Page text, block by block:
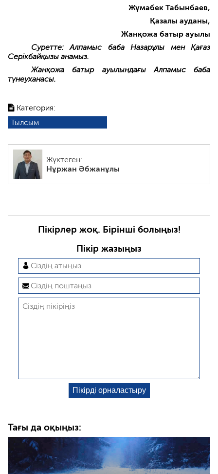
Категория:
Тылсым
Жүктеген:
Нұржан Әбжанұлы
Жұмабек Табынбаев,
Қазалы ауданы,
Жанқожа батыр ауылы
Суретте: Алпамыс баба Назарұлы мен Қағаз
Серікбайқызы анамыз.
Жанқожа батыр ауылындағы Алпамыс баба
түнеуханасы.
Пікірлер жоқ. Бірінші болыңыз!
Пікір жазыңыз
Тағы да оқыңыз: